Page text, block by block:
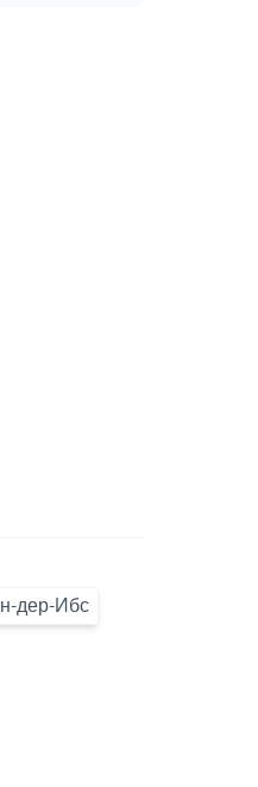
дер-Ибс